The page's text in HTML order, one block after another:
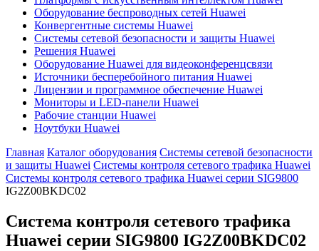
Оборудование беспроводных сетей Huawei
Конвергентные системы Huawei
Системы сетевой безопасности и защиты Huawei
Решения Huawei
Оборудование Huawei для видеоконференцсвязи
Источники бесперебойного питания Huawei
Лицензии и программное обеспечение Huawei
Мониторы и LED-панели Huawei
Рабочие станции Huawei
Ноутбуки Huawei
Главная Каталог оборудования Системы сетевой безопасности
и защиты Huawei Системы контроля сетевого трафика Huawei
Системы контроля сетевого трафика Huawei серии SIG9800
IG2Z00BKDC02
Система контроля сетевого трафика
Huawei серии SIG9800 IG2Z00BKDC02